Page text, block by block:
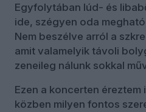
Egyfolytában lúd- és
ide, szégyen oda
Nem beszélve arról a
amit valamelyik távoli
zeneileg nálunk sokkal
Ezen a koncerten
közben milyen fontos